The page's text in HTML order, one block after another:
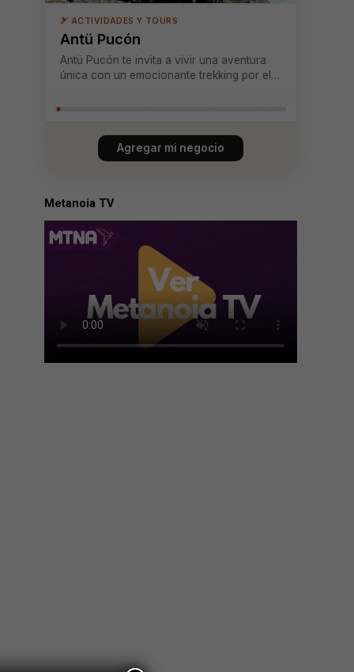
🎿 ACTIVIDADES Y TOURS
Antü Pucón
Antü Pucón te invita a vivir una aventura
única con un emocionante trekking por el
Durante la excursión, explorarás glaciares
imponentes...Agregar mi negocio
Metanoia TV